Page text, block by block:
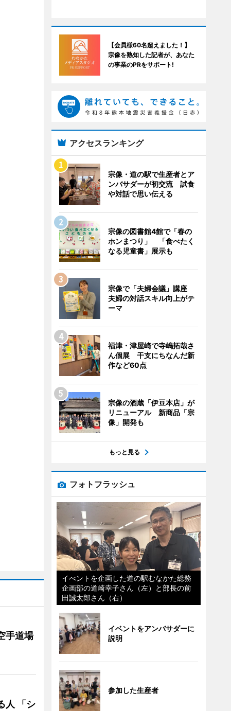
手道場
人 「シ
【会員様60名超えました！】
宗像を熟知した記者が、あなた
の事業のPRをサポート!
アクセスランキング
宗像・道の駅で生産者とア
ンバサダーが初交流 試食
や対話で思い伝える
宗像の図書館4館で「春の
ホンまつり」 「食べたく
なる児童書」展示も
宗像で「夫婦会議」講座
夫婦の対話スキル向上がテ
ーマ
福津・津屋崎で寺嶋拓哉さ
ん個展 干支にちなんだ新
作など60点
宗像の酒蔵「伊豆本店」が
リニューアル 新商品「宗
像」開発も
もっと見る
フォトフラッシュ
イべントを企画した道の駅むなかた総務
企画部の道崎幸子さん（左）と部長の前
田誠太郎さん（右）
イベントをアンバサダーに
説明
参加した生産者